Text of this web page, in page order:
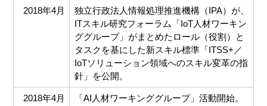
2018年4月
独立行政法人情報処理推進機構（IPA）が、
ITスキル研究フォーラム「IoT人材ワーキン
ググループ」がまとめたロール（役割）と
タスクを基にした新スキル標準「ITSS+／
IoTソリューション領域へのスキル変革の指
針」を公開。
2018年4月 「AI人材ワーキンググループ」活動開始。